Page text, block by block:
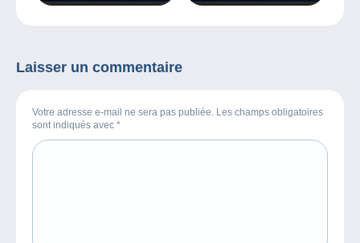
fonctionnement
dès aujourd’hui !
Laisser un commentaire
Votre adresse e-mail ne sera pas publiée. Les champs obligatoires
sont indiqués avec *